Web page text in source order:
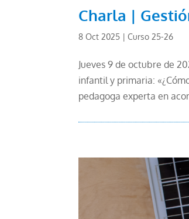
Charla |
8 Oct 2025 |Curso 25-26
Jueves 9 de octubre de
infantil y primaria:
pedagoga experta en